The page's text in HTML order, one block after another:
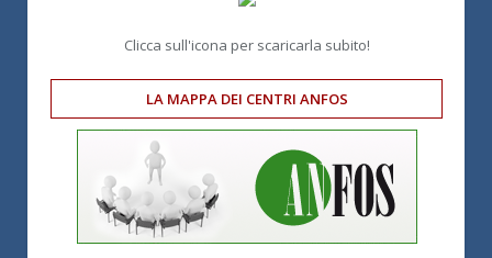
Clicca sull'icona per scaricarla subito!
LA MAPPA DEI CENTRI ANFOS